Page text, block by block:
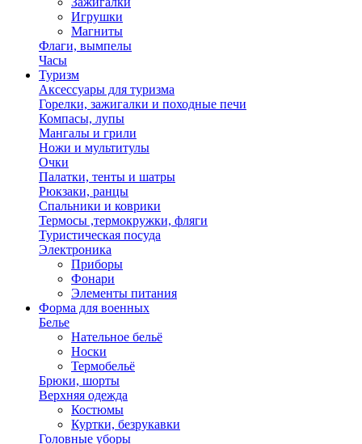
Игрушки
Магниты
Флаги, вымпелы
Часы
Туризм
Аксессуары для туризма
Горелки, зажигалки и походные печи
Компасы, лупы
Мангалы и грили
Ножи и мультитулы
Очки
Палатки, тенты и шатры
Рюкзаки, ранцы
Спальники и коврики
Термосы ,термокружки, фляги
Туристическая посуда
Электроника
Приборы
Фонари
Элементы питания
Форма для военных
Белье
Нательное бельё
Носки
Термобельё
Брюки, шорты
Верхняя одежда
Костюмы
Куртки, безрукавки
Головные уборы